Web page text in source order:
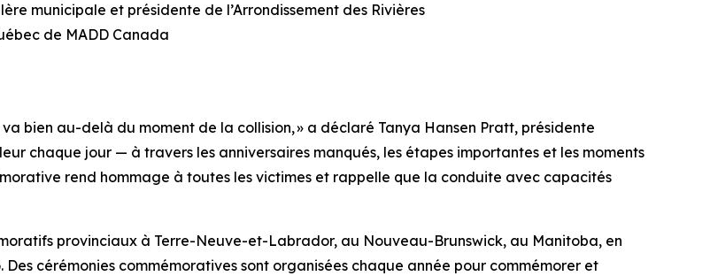
municipale et présidente de l’Arrondissement des Rivières
de MADD Canada
bien au-delà du moment de la collision, » a déclaré Tanya Hansen Pratt, présidente
chaque jour — à travers les anniversaires manqués, les étapes importantes et les moments
rend hommage à toutes les victimes et rappelle que la conduite avec capacités
provinciaux à Terre-Neuve-et-Labrador, au Nouveau-Brunswick, au Manitoba, en
cérémonies commémoratives sont organisées chaque année pour commémorer et